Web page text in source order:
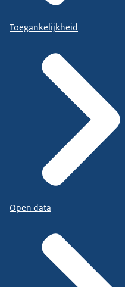
Toegankelijkheid
Open data